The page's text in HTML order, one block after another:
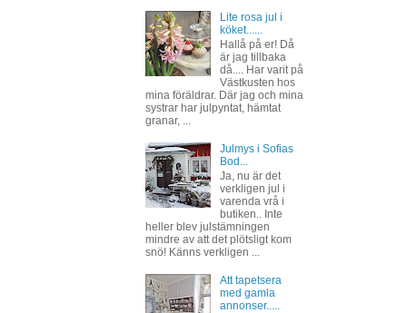
Lite rosa jul i
köket......
Hallå på er! Då
är jag tillbaka
då.... Har varit på
Västkusten hos
mina föräldrar. Där jag och mina
systrar har julpyntat, hämtat
granar, ...
Julmys i Sofias
Bod...
Ja, nu är det
verkligen jul i
varenda vrå i
butiken.. Inte
heller blev julstämningen
mindre av att det plötsligt kom
snö! Känns verkligen ...
Att tapetsera
med gamla
annonser.....